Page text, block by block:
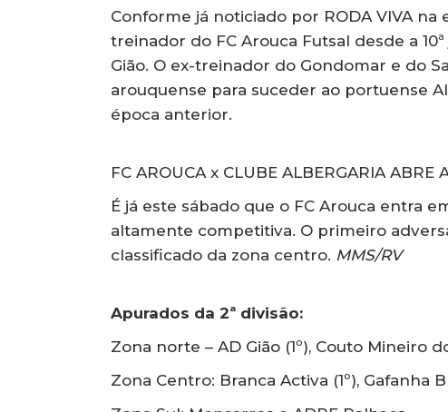
Conforme já noticiado por RODA VIVA
treinador do FC Arouca Futsal desde a
Gião. O ex-treinador do Gondomar e do
arouquense para suceder ao portuense
época anterior.
FC AROUCA x CLUBE ALBERGARIA ABRE
É já este sábado que o FC Arouca entra
altamente competitiva. O primeiro
classificado da zona centro. MMS/RV
Apurados da 2ª divisão:
Zona norte – AD Gião (1º), Couto Mineiro
Zona Centro: Branca Activa (1º), Gafanha